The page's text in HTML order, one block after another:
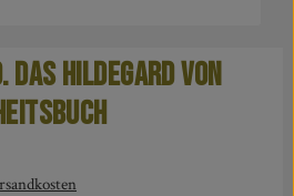
Das Hildegard von